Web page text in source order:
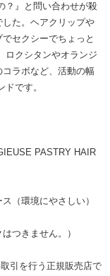
？』と問い合わせが殺
た。ヘアクリップや
セクシーでちょっと
ロクシタンやオランジ
ラボなど、活動の幅
です。
PASTRY HAIR
（環境にやさしい）
つきません。）
引を行う正規販売店で